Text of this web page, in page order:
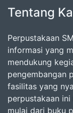
Tentang
Perpustakaan
informasi yang
mendukung
pengembangan
fasilitas yang
perpustakaan
mulai dari buku